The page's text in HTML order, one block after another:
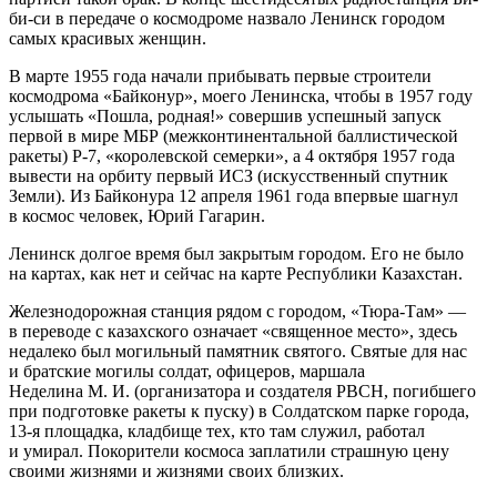
би-си в передаче о космодроме назвало Ленинск городом
самых красивых женщин.
В марте 1955 года начали прибывать первые строители
космодрома «Байконур», моего Ленинска, чтобы в 1957 году
услышать «Пошла, родная!» совершив успешный запуск
первой в мире МБР (межконтинентальной баллистической
ракеты) Р-7, «королевской семерки», а 4 октября 1957 года
вывести на орбиту первый ИСЗ (искусственный спутник
Земли). Из Байконура 12 апреля 1961 года впервые шагнул
в космос человек, Юрий Гагарин.
Ленинск долгое время был закрытым городом. Его не было
на картах, как нет и сейчас на карте Республики Казахстан.
Железнодорожная станция рядом с городом, «Тюра-Там» —
в переводе с казахского означает «священное место», здесь
недалеко был могильный памятник святого. Святые для нас
и братские могилы солдат, офицеров, маршала
Неделина М. И. (организатора и создателя РВСН, погибшего
при подготовке ракеты к пуску) в Солдатском парке города,
13-я площадка, кладбище тех, кто там служил, работал
и умирал. Покорители космоса заплатили страшную цену
своими жизнями и жизнями своих близких.